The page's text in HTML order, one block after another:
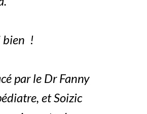
bien !
par le Dr Fanny
et Soizic